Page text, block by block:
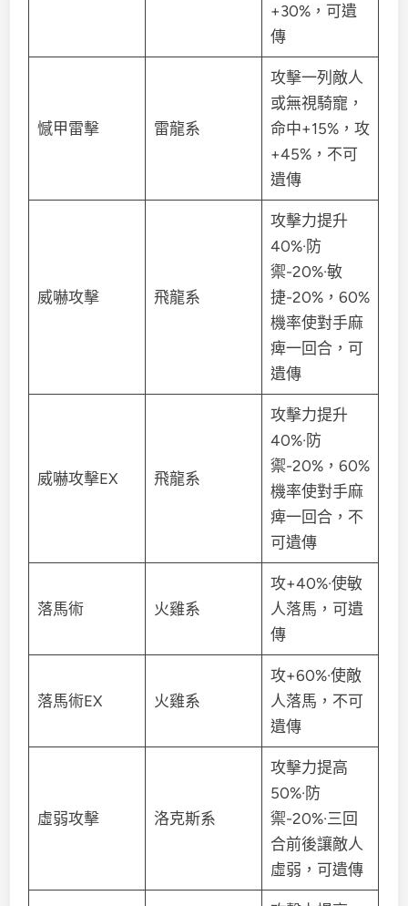
+30%，可遺
傳
憾甲雷擊 雷龍系
攻擊一列敵人
或無視騎寵，
命中+15%，攻
+45%，不可
遺傳
威嚇攻擊 飛龍系
攻擊力提升
40%·防
禦-20%·敏
捷-20%，60%
機率使對手麻
痺一回合，可
遺傳
威嚇攻擊EX 飛龍系
攻擊力提升
40%·防
禦-20%，60%
機率使對手麻
痺一回合，不
可遺傳
落馬術 火雞系
攻+40%·使敏
人落馬，可遺
傳
落馬術EX 火雞系
攻+60%·使敵
人落馬，不可
遺傳
虛弱攻擊 洛克斯系
攻擊力提高
50%·防
禦-20%·三回
合前後讓敵人
虛弱，可遺傳